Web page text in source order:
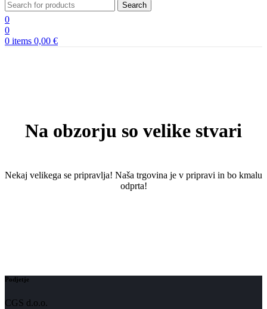
Search
0
0
0 items 0,00 €
Na obzorju so velike stvari
Nekaj ​​velikega se pripravlja! Naša trgovina je v pripravi in ​​bo kmalu
odprta!
Podjetje
CGS d.o.o.